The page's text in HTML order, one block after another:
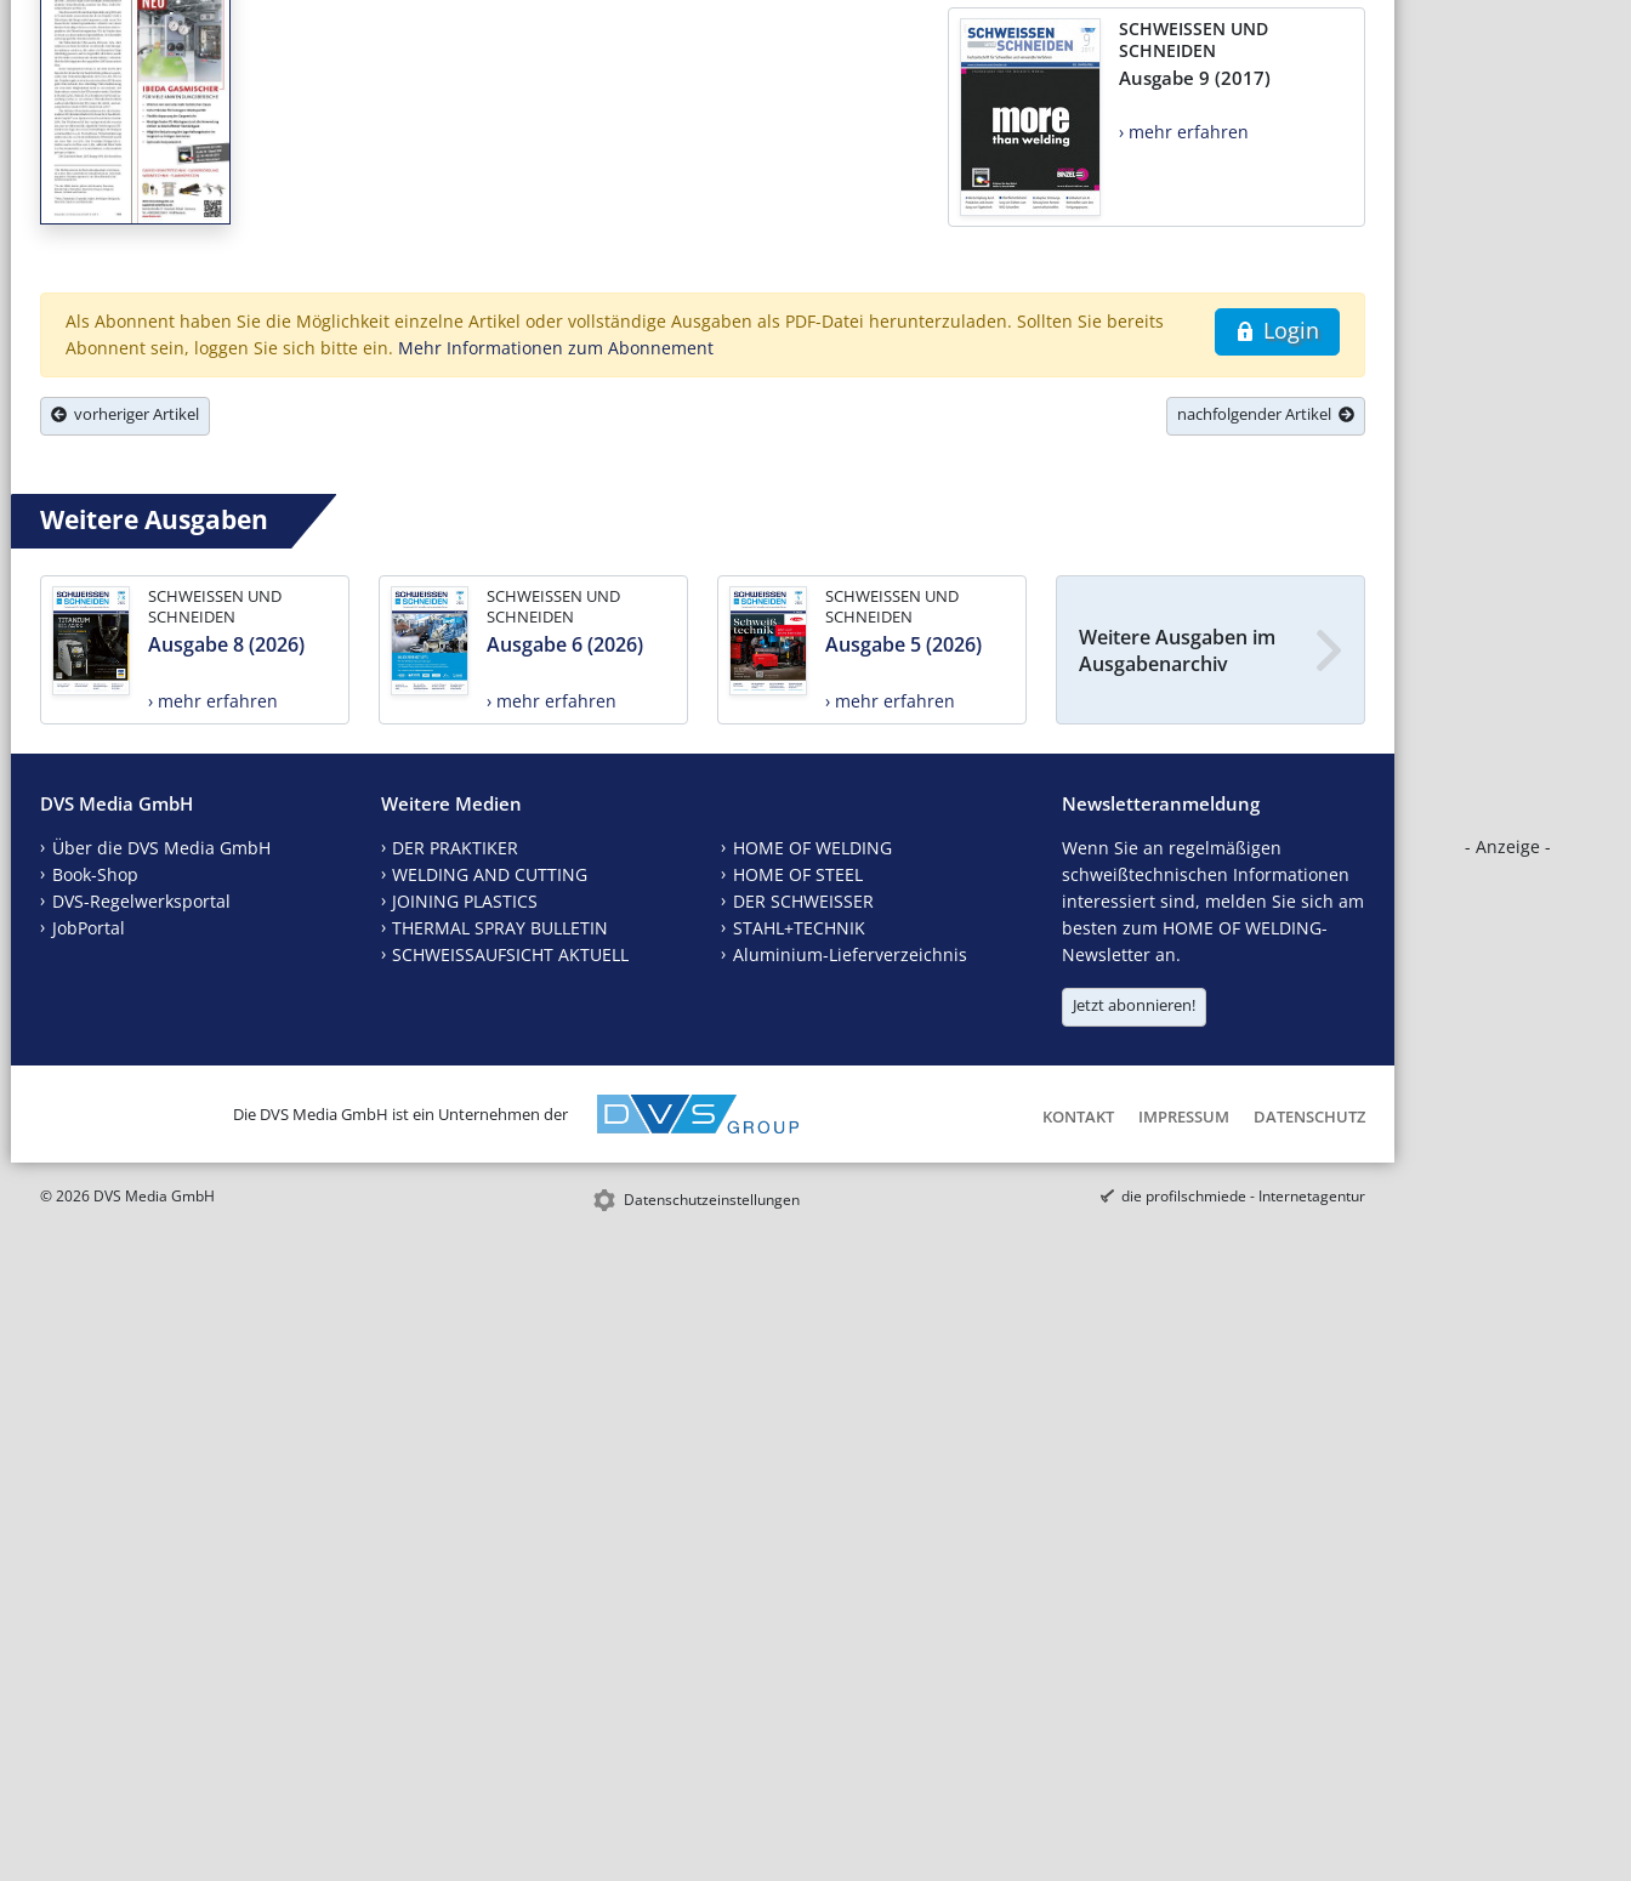
- Anzeige -
SCHWEISSEN UND
SCHNEIDEN
Ausgabe 9 (2017)
› mehr erfahren
Login
Als Abonnent haben Sie die Möglichkeit einzelne Artikel oder vollständige Ausgaben als PDF-Datei herunterzuladen. Sollten Sie bereits
Abonnent sein, loggen Sie sich bitte ein. Mehr Informationen zum Abonnement
vorheriger Artikel nachfolgender Artikel
Weitere Ausgaben
SCHWEISSEN UND
SCHNEIDEN
Ausgabe 8 (2026)
› mehr erfahren
SCHWEISSEN UND
SCHNEIDEN
Ausgabe 6 (2026)
› mehr erfahren
SCHWEISSEN UND
SCHNEIDEN
Ausgabe 5 (2026)
› mehr erfahren
Weitere Ausgaben im
Ausgabenarchiv
DVS Media GmbH
Über die DVS Media GmbH
Book-Shop
DVS-Regelwerksportal
JobPortal
Weitere Medien
DER PRAKTIKER
WELDING AND CUTTING
JOINING PLASTICS
THERMAL SPRAY BULLETIN
SCHWEISSAUFSICHT AKTUELL
HOME OF WELDING
HOME OF STEEL
DER SCHWEISSER
STAHL+TECHNIK
Aluminium-Lieferverzeichnis
Newsletteranmeldung
Wenn Sie an regelmäßigen
schweißtechnischen Informationen
interessiert sind, melden Sie sich am
besten zum HOME OF WELDING-
Newsletter an.
Jetzt abonnieren!
Die DVS Media GmbH ist ein Unternehmen der KONTAKT IMPRESSUM DATENSCHUTZ
© 2026 DVS Media GmbH Datenschutzeinstellungen die profilschmiede - Internetagentur